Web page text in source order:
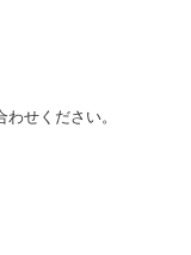
せください。